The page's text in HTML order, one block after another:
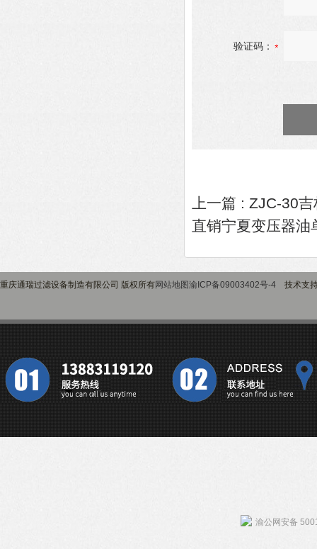
验证码：
上一篇 : ZJC-30
直销宁夏变压器油
重庆通瑞过滤设备制造有限公司 版权所有网站地图渝ICP备09003402号-4 技术支
渝公网安备